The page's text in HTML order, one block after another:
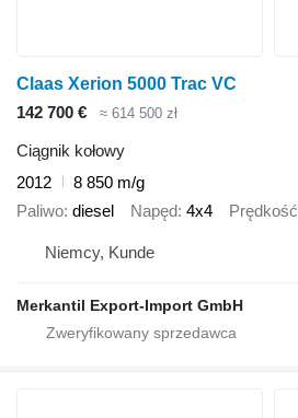
Claas Xerion 5000 Trac VC
142 700 €
≈ 614 500 zł
Ciągnik kołowy
2012
8 850 m/g
Paliwo diesel Napęd 4x4 Prędkość
Niemcy, Kunde
Merkantil Export-Import GmbH